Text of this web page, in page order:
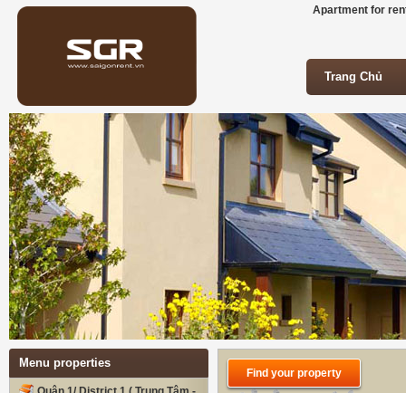
Apartment for
Trang Chủ
Trang Chủ
Menu properties
Find your property